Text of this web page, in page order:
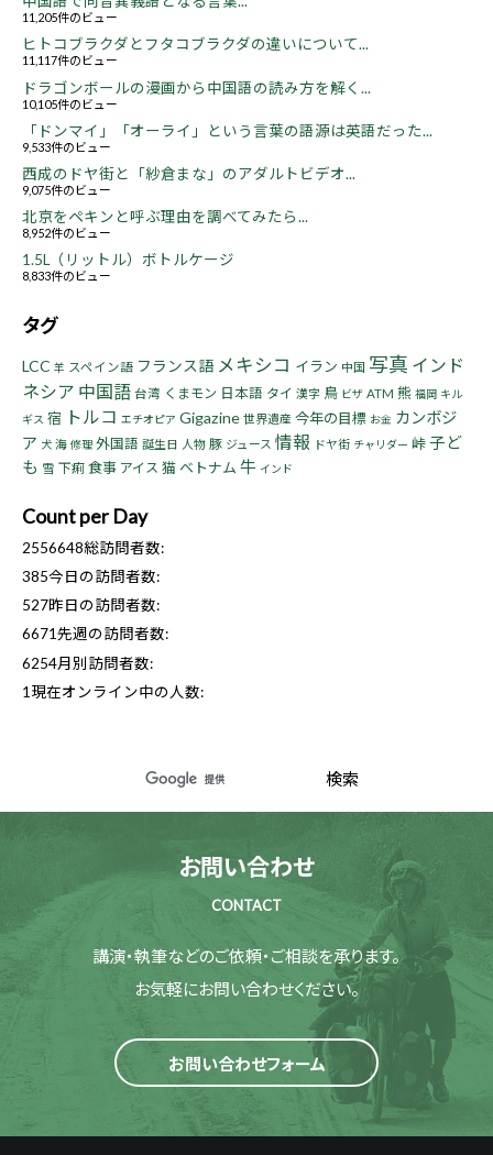
11,205件のビュー
ヒトコブラクダとフタコブラクダの違いについて...
11,117件のビュー
ドラゴンボールの漫画から中国語の読み方を解く...
10,105件のビュー
「ドンマイ」「オーライ」という言葉の語源は英語だった...
9,533件のビュー
西成のドヤ街と「紗倉まな」のアダルトビデオ...
9,075件のビュー
北京をペキンと呼ぶ理由を調べてみたら...
8,952件のビュー
1.5L（リットル）ボトルケージ
8,833件のビュー
タグ
LCC 羊 スペイン語 フランス語 メキシコ イラン 中国 写真 インド
ネシア 中国語 台湾 くまモン 日本語 タイ 漢字 鳥 ビザ ATM 熊 福岡 キル
ギス 宿 トルコ エチオピア Gigazine 世界遺産 今年の目標 お金 カンボジ
ア 犬 海 修理 外国語 誕生日 人物 豚 ジュース 情報 ドヤ街 チャリダー 峠子ど
も 雪 下痢 食事 アイス 猫 ベトナム 牛 インド
Count per Day
2556648総訪問者数:
385今日の訪問者数:
527昨日の訪問者数:
6671先週の訪問者数:
6254月別訪問者数:
1 現在オンライン中の人数:
お問い合わせ
CONTACT
講演・執筆などのご依頼・ご相談を承ります。
お気軽にお問い合わせください。
お問い合わせフォーム